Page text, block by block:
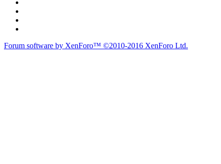
Forum software by XenForo™ ©2010-2016 XenForo Ltd.